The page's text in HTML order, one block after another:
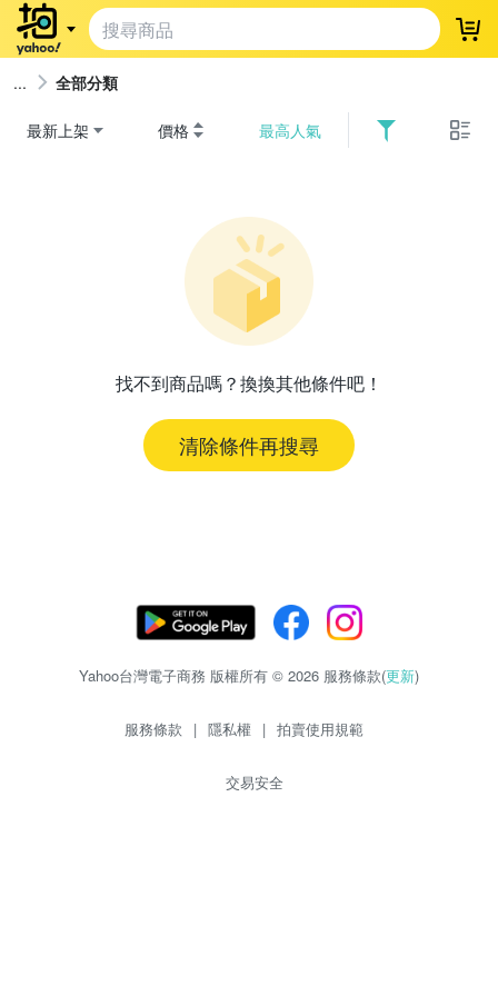
登
全部分類
最新上架 價格 最高人氣
找不到商品嗎？換換其他條件吧！
清除條件再搜尋
Yahoo台灣電子商務 版權所有 © 2026 服務條款(更新)
服務條款 | 隱私權 | 拍賣使用規範
交易安全